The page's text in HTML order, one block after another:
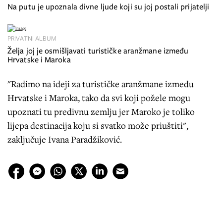
Na putu je upoznala divne ljude koji su joj postali prijatelji
Želja joj je osmišljavati turističke aranžmane između
Hrvatske i Maroka
PRIVATNI ALBUM
"Radimo na ideji za turističke aranžmane između
Hrvatske i Maroka, tako da svi koji požele mogu
upoznati tu predivnu zemlju jer Maroko je toliko
lijepa destinacija koju si svatko može priuštiti",
zaključuje Ivana Paradžiković.